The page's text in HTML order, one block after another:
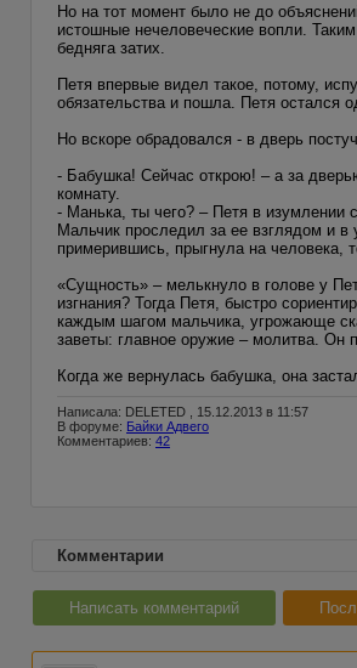
Но на тот момент было не до
истошные нечеловеческие вопли.
бедняга затих.
Петя впервые видел такое, потому,
обязательства и пошла. Петя остался
Но вскоре обрадовался - в дверь
- Бабушка! Сейчас открою! – а за
комнату.
- Манька, ты чего? – Петя в изумлении
Мальчик проследил за ее взглядом и в
примерившись, прыгнула на человека,
«Сущность» – мелькнуло в голове у
изгнания? Тогда Петя, быстро
каждым шагом мальчика, угрожающе
заветы: главное оружие – молитва. Он
Когда же вернулась бабушка, она
Написала: DELETED , 15.12.2013 в 11:57
В форуме: Байки Адвего
Комментариев: 42
Комментарии
Написать комментарий